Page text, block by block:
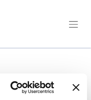
pk